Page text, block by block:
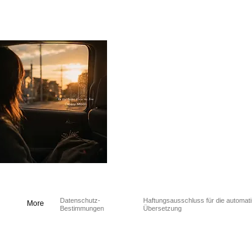
More
Datenschutz-
Bestimmungen
Haftungsausschluss für die
Übersetzung